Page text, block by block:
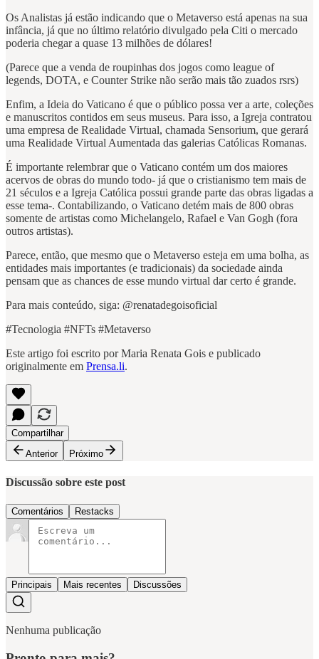
Os Analistas já estão indicando que o Metaverso está apenas na sua
infância, já que no último relatório divulgado pela Citi o mercado
poderia chegar a quase 13 milhões de dólares!
(Parece que a venda de roupinhas dos jogos como league of
legends, DOTA, e Counter Strike não serão mais tão zuados rsrs)
Enfim, a Ideia do Vaticano é que o público possa ver a arte, coleções
e manuscritos contidos em seus museus. Para isso, a Igreja contratou
uma empresa de Realidade Virtual, chamada Sensorium, que gerará
uma Realidade Virtual Aumentada das galerias Católicas Romanas.
É importante relembrar que o Vaticano contém um dos maiores
acervos de obras do mundo todo- já que o cristianismo tem mais de
21 séculos e a Igreja Católica possui grande parte das obras ligadas a
esse tema-. Contabilizando, o Vaticano detém mais de 800 obras
somente de artistas como Michelangelo, Rafael e Van Gogh (fora
outros artistas).
Parece, então, que mesmo que o Metaverso esteja em uma bolha, as
entidades mais importantes (e tradicionais) da sociedade ainda
pensam que as chances de esse mundo virtual dar certo é grande.
Para mais conteúdo, siga: @renatadegoisoficial
#Tecnologia #NFTs #Metaverso
Este artigo foi escrito por Maria Renata Gois e publicado
originalmente em Prensa.li.
Compartilhar
Anterior
Próximo
Discussão sobre este post
Comentários Restacks
Principais Mais recentes Discussões
Nenhuma publicação